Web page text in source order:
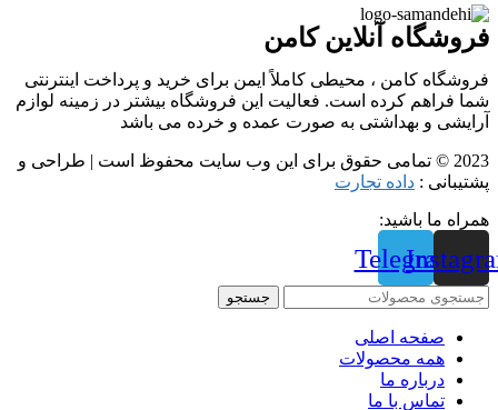
فروشگاه آنلاین کامن
فروشگاه کامن ، محیطی کاملاً ایمن برای خرید و پرداخت اینترنتی
شما فراهم کرده است. فعالیت این فروشگاه بیشتر در زمینه لوازم
آرایشی و بهداشتی به صورت عمده و خرده می باشد
2023 © تمامی حقوق برای این وب سایت محفوظ است | طراحی و
پشتیبانی : داده تجارت
همراه ما باشید:
Telegram
جستجو
صفحه اصلی
همه محصولات
درباره ما
تماس با ما